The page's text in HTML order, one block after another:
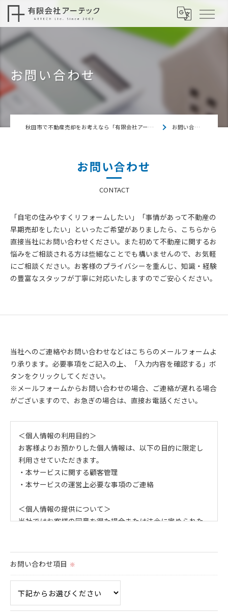
お問い合わせ
秋田市で不動産売却をお考えなら「有限会社アーテック」 お問い合わせ
お問い合わせ
CONTACT
「自宅の住みやすくリフォームしたい」「事情があって不動産の
早期売却をしたい」といったご希望がありましたら、こちらから
直接当社にお問い合わせください。また初めて不動産に関するお
悩みをご相談される方は些細なことでも構いませんので、お気軽
にご相談ください。お客様のプライバシーを重んじ、知識・経験
の豊富なスタッフが丁寧に対応いたしますのでご安心ください。
当社へのご連絡やお問い合わせなどはこちらのメールフォームよ
り承ります。必要事項をご記入の上、「入力内容を確認する」ボ
タンをクリックしてください。
※メールフォームからお問い合わせの場合、ご連絡が遅れる場合
がございますので、お急ぎの場合は、直接お電話ください。
＜個人情報の利用目的＞
お客様よりお預かりした個人情報は、以下の目的に限定し
利用させていただきます。
・本サービスに関する顧客管理
・本サービスの運営上必要な事項のご連絡
＜個人情報の提供について＞
当社ではお客様の同意を得た場合または法令に定められた
＜個人情報の委託について＞
当社では、利用目的の達成に必要な範囲において、個人情
報を外部に委託する場合があります。
お問い合わせ項目 ※